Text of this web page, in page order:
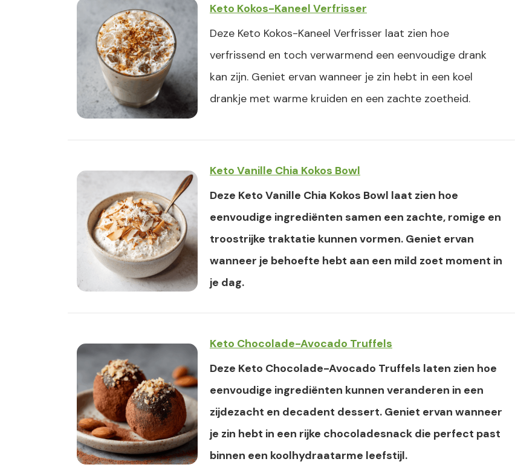
Keto Kokos-Kaneel Verfrisser
Deze Keto Kokos-Kaneel Verfrisser laat zien hoe
verfrissend en toch verwarmend een eenvoudige drank
kan zijn. Geniet ervan wanneer je zin hebt in een koel
drankje met warme kruiden en een zachte zoetheid.
Keto Vanille Chia Kokos Bowl
Deze Keto Vanille Chia Kokos Bowl laat zien hoe
eenvoudige ingrediënten samen een zachte, romige en
troostrijke traktatie kunnen vormen. Geniet ervan
wanneer je behoefte hebt aan een mild zoet moment in
je dag.
Keto Chocolade-Avocado Truffels
Deze Keto Chocolade-Avocado Truffels laten zien hoe
eenvoudige ingrediënten kunnen veranderen in een
zijdezacht en decadent dessert. Geniet ervan wanneer
je zin hebt in een rijke chocoladesnack die perfect past
binnen een koolhydraatarme leefstijl.